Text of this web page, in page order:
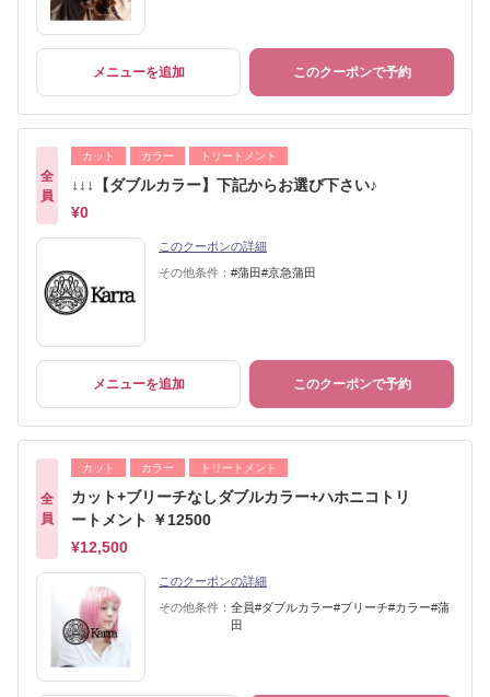
メニューを追加 このクーポンで予約
全
員
カット カラー トリートメント
↓↓↓【ダブルカラー】下記からお選び下さい♪
¥0
このクーポンの詳細
その他条件： #蒲田#京急蒲田
メニューを追加 このクーポンで予約
全
員
カット カラー トリートメント
カット+ブリーチなしダブルカラー+ハホニコトリ
ートメント ￥12500
¥12,500
このクーポンの詳細
その他条件： 全員#ダブルカラー#ブリーチ#カラー#蒲
田